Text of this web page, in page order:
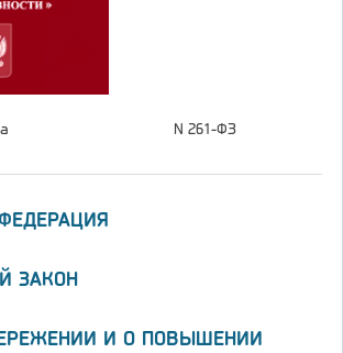
N 261-ФЗ
ЗАКОН
И О ПОВЫШЕНИИ